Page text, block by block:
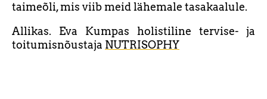
taimeõli, mis viib meid lähemale tasakaalule.
Allikas. Eva Kumpas holistiline tervise- ja
toitumisnõustaja NUTRISOPHY